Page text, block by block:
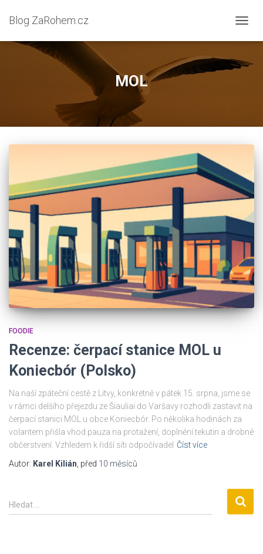
Blog ZaRohem.cz
MOL
FOODIE
Recenze: čerpací stanice MOL u
Koniecbór (Polsko)
Na naší zpáteční cestě z Litvy, konkrétně v pátek 15. srpna, jsme se
v rámci delšího přejezdu ze Šiauliai do Varšavy rozhodli zastavit na
čerpací stanici MOL u obce Koniecbór. Po několika hodinách za
volantem přišla vhod pauza na protažení, doplnění tekutin a drobné
občerstvení. Vzhledem k řidší síti odpočívadel Číst více
Autor: Karel Kilián , před 10 měsíců
V
y
Hledat …